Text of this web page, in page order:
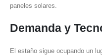
paneles solares.
Demanda y
El estaño sigue ocupando un